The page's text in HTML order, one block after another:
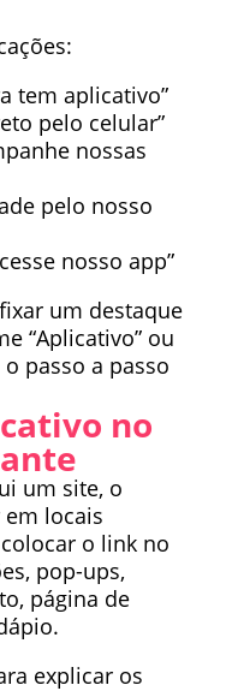
tem aplicativo”
pelo celular”
nossas
pelo nosso
nosso app”
um destaque
“Aplicativo” ou
passo a passo
no
um site, o
locais
o link no
pop-ups,
página de
explicar os